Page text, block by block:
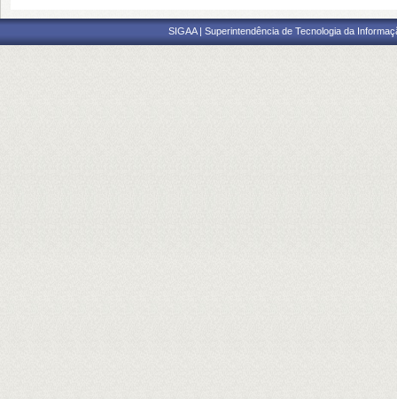
SIGAA | Superintendência de Tecnologia da